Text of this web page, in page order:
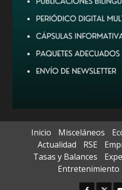
Inicio Misceláneos
Actualidad
RSE
Tasas y Balances
Entretenimiento